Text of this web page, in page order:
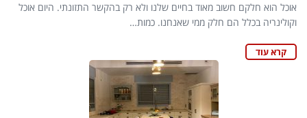
אוכל הוא חלקם חשוב מאוד בחיים שלנו ולא רק בהקשר התזונתי. היום אוכל
וקולינריה בכלל הם חלק ממי שאנחנו. כמות…
קרא עוד